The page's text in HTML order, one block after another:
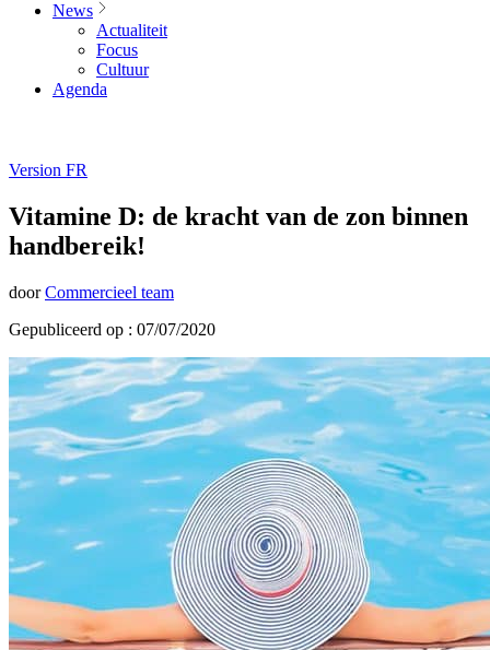
News
Actualiteit
Focus
Cultuur
Agenda
Version FR
Vitamine D: de kracht van de zon binnen
handbereik!
door Commercieel team
Gepubliceerd op : 07/07/2020